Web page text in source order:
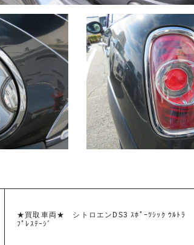
★買取車両★ シトロエンDS3 ｽﾎﾟｰﾂｼｯｸ ｳﾙﾄﾗ
ﾌﾟﾚｽﾃｰｼﾞ